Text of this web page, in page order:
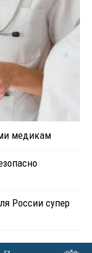
медикам
России супер